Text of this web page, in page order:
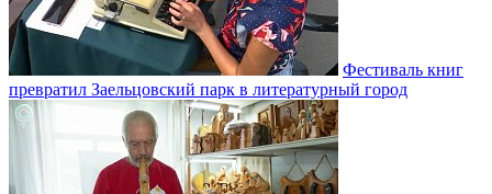
Фестиваль книг
превратил Заельцовский парк в литературный город